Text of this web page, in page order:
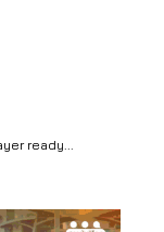
ready...